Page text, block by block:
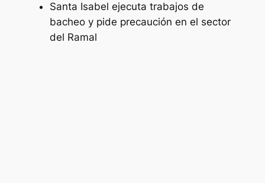
Santa Isabel ejecuta trabajos de
bacheo y pide precaución en el sector
del Ramal